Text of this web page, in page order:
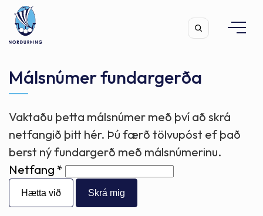
Leita
Málsnúmer fundargerða
Vaktaðu þetta málsnúmer með því að skrá
netfangið þitt hér. Þú færð tölvupóst ef það
berst ný fundargerð með málsnúmerinu.
Netfang
Hætta við